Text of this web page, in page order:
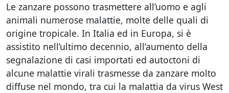
Le zanzare possono trasmettere all’uomo e agli
animali numerose malattie, molte delle quali di
origine tropicale. In Italia ed in Europa, si è
assistito nell’ultimo decennio, all’aumento della
segnalazione di casi importati ed autoctoni di
alcune malattie virali trasmesse da zanzare molto
diffuse nel mondo, tra cui la malattia da virus West